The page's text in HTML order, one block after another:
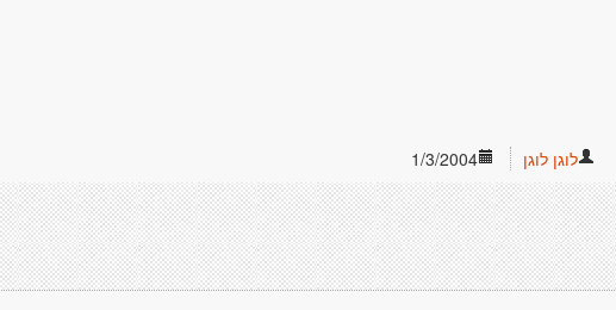
1/3/2004 לוגן לוגן